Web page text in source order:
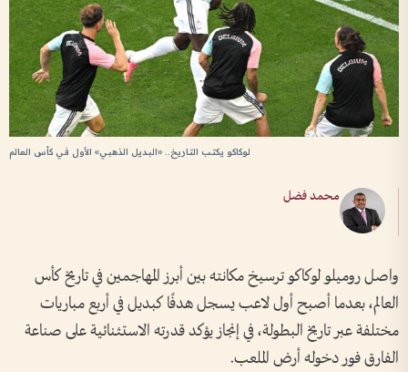
لوكاكو يكتب التاريخ.. «البديل الذهبي» الأول في كأس العالم
محمد فضل
واصل روميلو لوكاكو ترسيخ مكانته بين أبرز المهاجمين في تاريخ كأس
العالم، بعدما أصبح أول لاعب يسجل هدفًا كبديل في أربع مباريات
مختلفة عبر تاريخ البطولة، في إنجاز يؤكد قدرته الاستثنائية على صناعة
الفارق فور دخوله أرض الملعب.